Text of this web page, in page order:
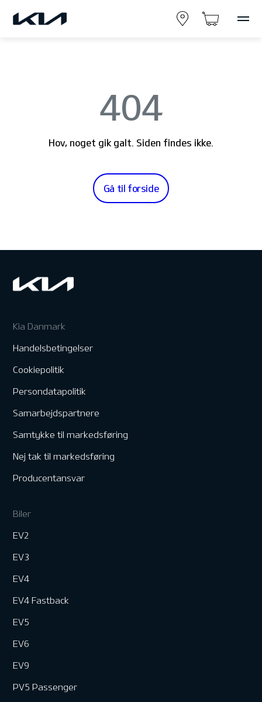
404
Hov, noget gik galt. Siden findes ikke.
Gå til forside
Kia Danmark
Handelsbetingelser
Cookiepolitik
Persondatapolitik
Samarbejdspartnere
Samtykke til markedsføring
Nej tak til markedsføring
Producentansvar
Biler
EV2
EV3
EV4
EV4 Fastback
EV5
EV6
EV9
PV5 Passenger